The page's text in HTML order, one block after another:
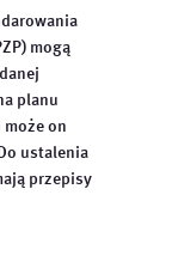
mogą
planu
on
ustalenia
przepisy